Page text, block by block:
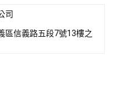
司
區信義路五段7號13樓之